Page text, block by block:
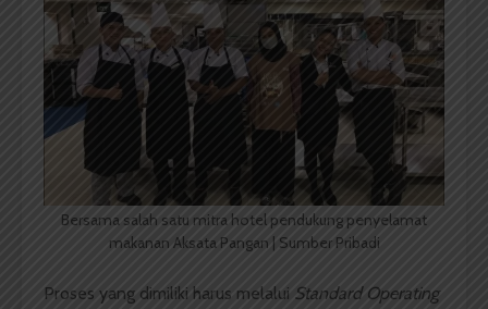
Bersama salah satu mitra hotel pendukung penyelamat
makanan Aksata Pangan | Sumber Pribadi
Proses yang dimiliki harus melalui Standard Operating